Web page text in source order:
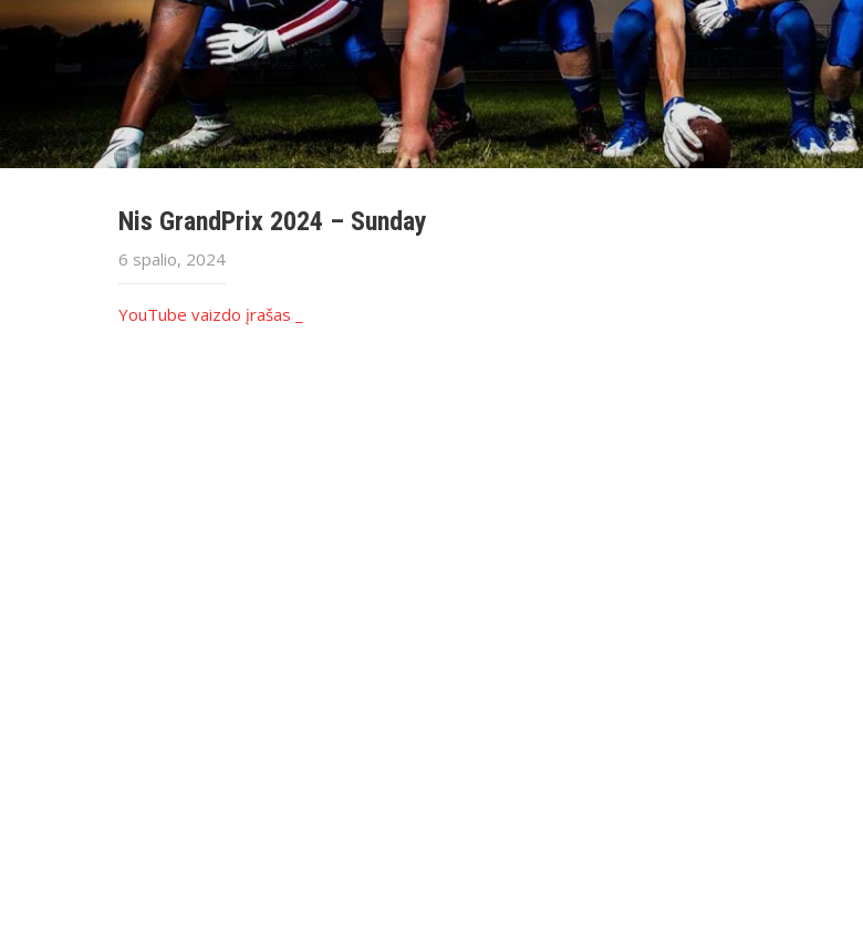
Nis GrandPrix 2024 – Sunday
6 spalio, 2024
YouTube vaizdo įrašas _